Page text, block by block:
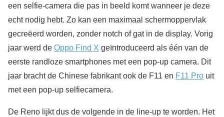
een selfie-camera die pas in beeld komt wanneer je deze
echt nodig hebt. Zo kan een maximaal schermoppervlak
gecreëerd worden, zonder notch of gat in de display. Vorig
jaar werd de Oppo Find X geïntroduceerd als één van de
eerste randloze smartphones met een pop-up camera. Dit
jaar bracht de Chinese fabrikant ook de F11 en F11 Pro uit
met een pop-up selfiecamera.
De Reno lijkt dus de volgende in de line-up te worden. Het